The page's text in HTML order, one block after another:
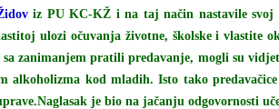
iz PU KC-KŽ i na taj način nastavile svoj
ulozi očuvanja životne, školske i vlastite
sa zanimanjem pratili predavanje, mogli su
alkoholizma kod mladih. Isto tako
je bio na jačanju odgovornosti